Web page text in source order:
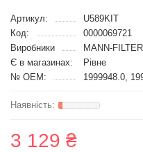
Артикул:
U589KIT
Код:
0000069721
Виробники
MANN-FILTER
Є в магазинах:
Рівне
№ OEM:
1999948.0,
3 129 ₴